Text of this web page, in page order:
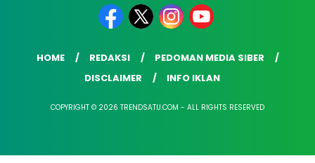
HOME REDAKSI
PEDOMAN MEDIA SIBER
DISCLAIMER
INFO IKLAN
COPYRIGHT © 2026 TRENDSATU.COM - ALL RIGHTS RESERVED